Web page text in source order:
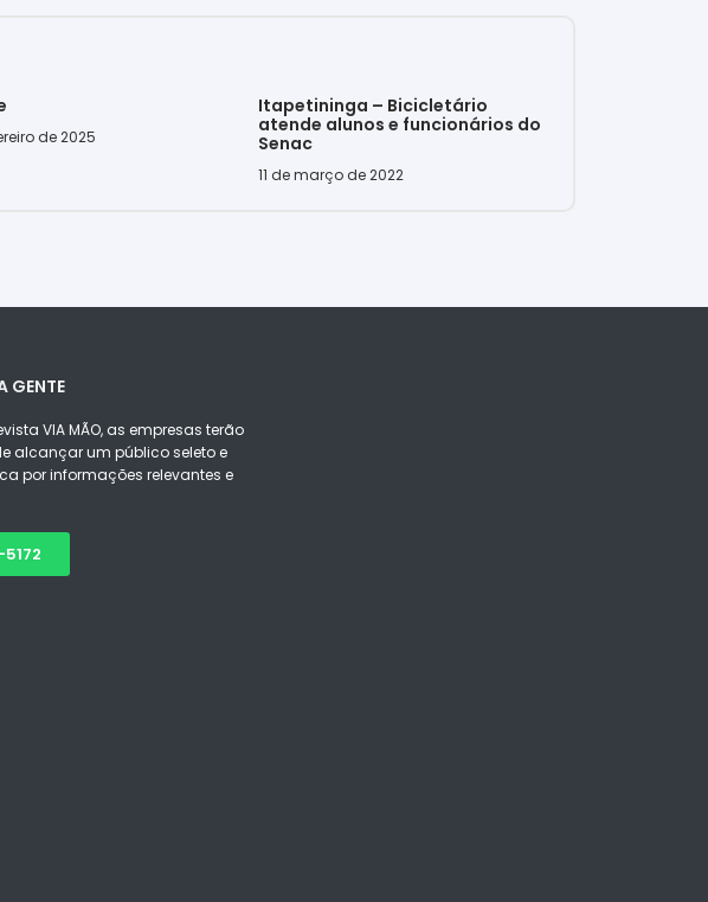
de 2025
Itapetininga – Bicicletário
atende alunos e funcionários do
Senac
11 de março de 2022
GENTE
VIA MÃO, as empresas terão
alcançar um público seleto e
por informações relevantes e